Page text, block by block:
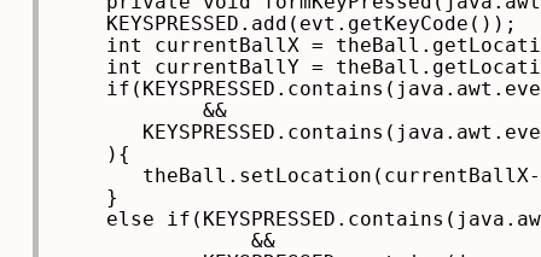
    KEYSPRESSED.add(evt.getKeyCode());
int currentBallX =
int currentBallY =
            &&
    ){
    }
else
                &&